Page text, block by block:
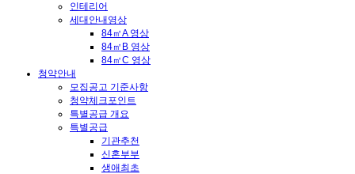
인테리어
세대안내영상
84㎡A 영상
84㎡B 영상
84㎡C 영상
청약안내
모집공고 기준사항
청약체크포인트
특별공급 개요
특별공급
기관추천
신혼부부
생애최초